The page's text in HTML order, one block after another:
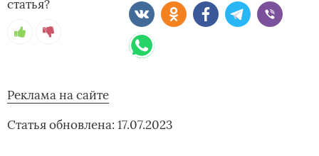
статья?
Реклама на сайте
Статья обновлена: 17.07.2023